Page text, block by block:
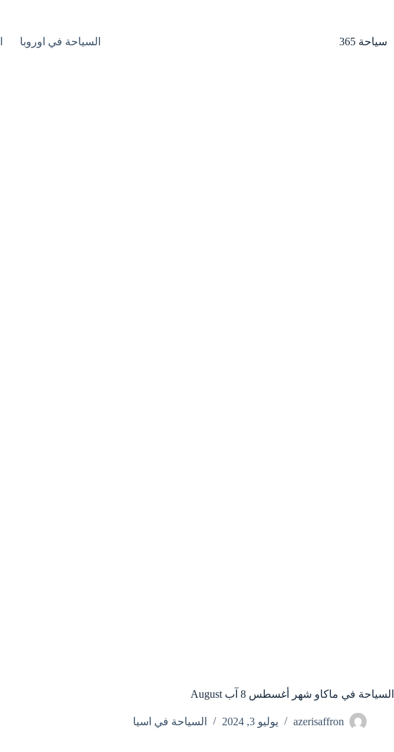
سياحة 365 السياحة في اوروبا
السياحة في ماكاو شهر أغسطس 8 آب August
azerisaffron يوليو 3, 2024 السياحة في اسيا